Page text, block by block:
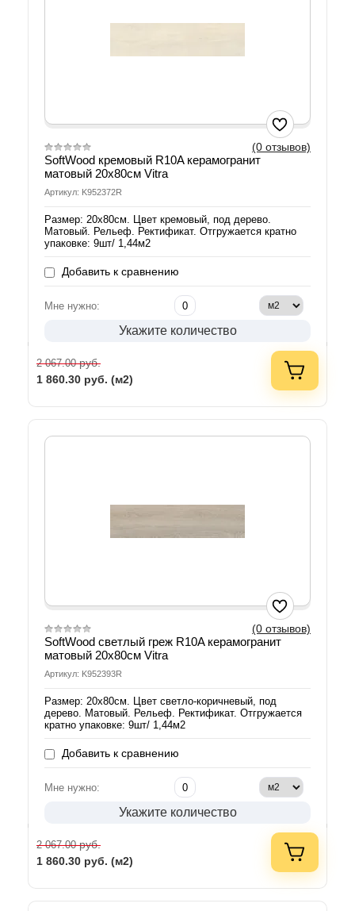
(0 отзывов)
SoftWood кремовый R10A керамогранит
матовый 20х80см Vitra
Артикул: K952372R
Размер: 20х80см. Цвет кремовый, под дерево.
Матовый. Рельеф. Ректификат. Отгружается кратно
упаковке: 9шт/ 1,44м2
Добавить к сравнению
Мне нужно:
Укажите количество
2 067.00руб.
1 860.30 руб. (м2)
(0 отзывов)
SoftWood светлый греж R10A керамогранит
матовый 20х80см Vitra
Артикул: K952393R
Размер: 20х80см. Цвет светло-коричневый, под
дерево. Матовый. Рельеф. Ректификат. Отгружается
кратно упаковке: 9шт/ 1,44м2
Добавить к сравнению
Мне нужно:
Укажите количество
2 067.00руб.
1 860.30 руб. (м2)